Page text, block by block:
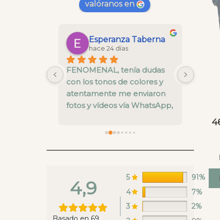
valóranos en
Esperanza Taberna
hace 24 días
FENOMENAL, tenía dudas
con los tonos de colores y
atentamente me enviaron
fotos y vídeos vía WhatsApp,
calidad muy buena
fallo
en
ya
hacer
lunes
4,9 5
91%
4
7%
3
2%